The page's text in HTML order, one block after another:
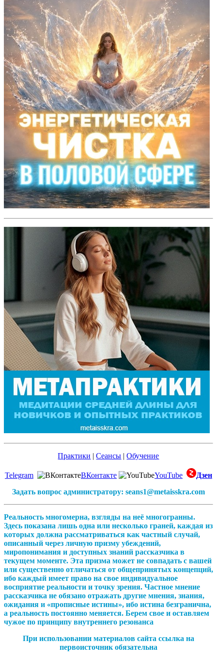
Практики |Сеансы |Обучение
Telegram ВКонтакте YouTube
Дзен
Задать вопрос администратору: seans1@metaisskra.com
Реальность многомерна, взгляды на неё многогранны.
Здесь показана лишь одна или несколько граней, каждая из
которых должна рассматриваться как частный случай,
описанный через личную призму убеждений,
миропонимания и доступных знаний рассказчика в
текущем моменте. Эта призма может не совпадать с вашей
или существенно отличаться от общепринятых концепций,
ибо каждый имеет право на свое индивидуальное
восприятие реальности и точку зрения. Частное мнение
рассказчика не обязано отражать другие мнения, знания,
ожидания и «прописные истины», ибо истина безгранична,
а реальность постоянно меняется. Берем свое и оставляем
чужое по принципу внутреннего резонанса
При использовании материалов сайта ссылка на
первоисточник обязательна